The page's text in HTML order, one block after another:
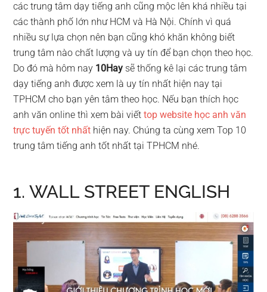
các trung tâm dạy tiếng anh cũng mộc lên khá nhiều tại
các thành phố lớn như HCM và Hà Nội. Chính vì quá
nhiều sự lựa chọn nên bạn cũng khó khăn không biết
trung tâm nào chất lượng và uy tín để bạn chọn theo học.
Do đó mà hôm nay 10Hay sẽ thống kê lại các trung tâm
dạy tiếng anh được xem là uy tín nhất hiện nay tại
TPHCM cho bạn yên tâm theo học. Nếu bạn thích học
anh văn online thì xem bài viếttop website học anh văn
trực tuyến tốt nhất hiện nay. Chúng ta cùng xem Top 10
trung tâm tiếng anh tốt nhất tại TPHCM nhé.
1. WALL STREET ENGLISH